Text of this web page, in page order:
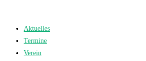
Aktuelles
Termine
Verein